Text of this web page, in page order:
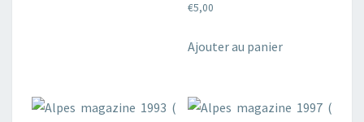
€5,00
Ajouter au panier